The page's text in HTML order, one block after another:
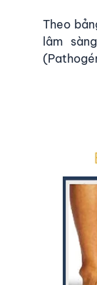
Theo
lâm